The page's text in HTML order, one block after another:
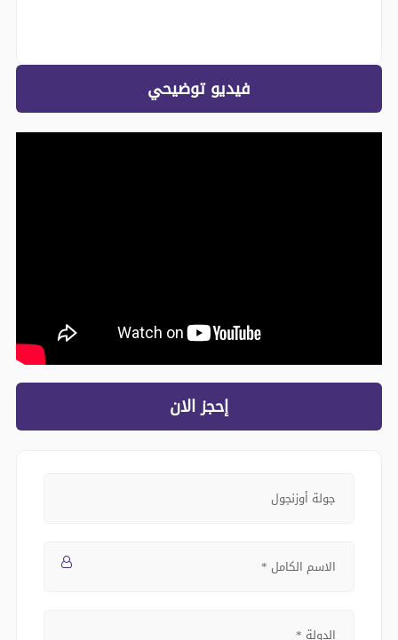
فيديو توضيحي
إحجز الان